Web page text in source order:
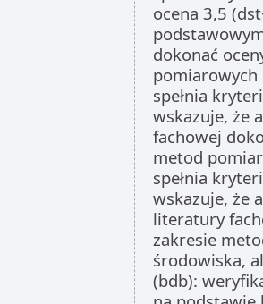
ocena 3,5
dokonać
pomiarowych
spełnia
wskazuje, że
fachowej
metod
spełnia
wskazuje, że
literatury
zakresie
środowiska,
(bdb):